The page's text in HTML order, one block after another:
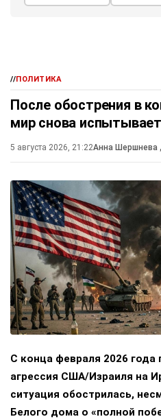
//ПОЛИТИКА
После обострения в
мир снова
5 августа 2026, 21:22Анна Шершнева
С конца февраля 2026
агрессия США/Израиля на
ситуация обострилась,
Белого дома о «полной